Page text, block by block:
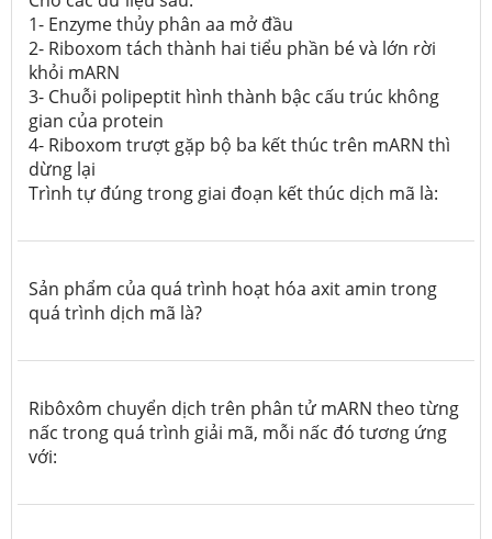
1- Enzyme thủy phân aa mở đầu
2- Riboxom tách thành hai tiểu phần bé và lớn rời
khỏi mARN
3- Chuỗi polipeptit hình thành bậc cấu trúc không
gian của protein
4- Riboxom trượt gặp bộ ba kết thúc trên mARN thì
dừng lại
Trình tự đúng trong giai đoạn kết thúc dịch mã là:
Sản phẩm của quá trình hoạt hóa axit amin trong
quá trình dịch mã là?
Ribôxôm chuyển dịch trên phân tử mARN theo từng
nấc trong quá trình giải mã, mỗi nấc đó tương ứng
với: